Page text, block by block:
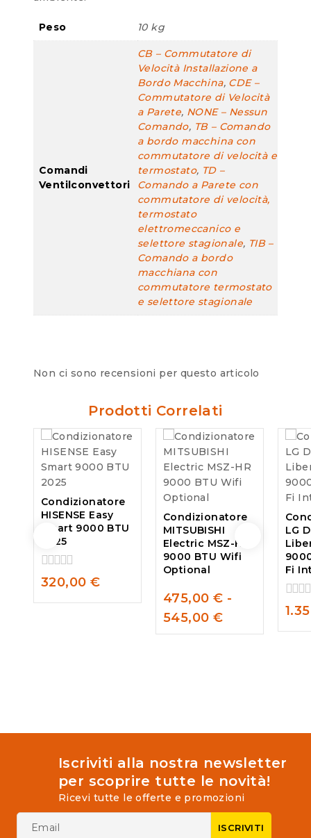
Peso 10 kg
Comandi
Ventilconvettori
CB – Commutatore di
Velocità Installazione a
Bordo Macchina, CDE –
Commutatore di Velocità
a Parete, NONE – Nessun
Comando, TB – Comando
a bordo macchina con
commutatore di velocità e
termostato, TD –
Comando a Parete con
commutatore di velocità,
termostato
elettromeccanico e
selettore stagionale, TIB –
Comando a bordo
macchiana con
commutatore termostato
e selettore stagionale
Non ci sono recensioni per questo articolo
Prodotti Correlati
Condizionatore
HISENSE Easy
Smart 9000 BTU
2025
0
out
of
320,00 €
Condizionatore
MITSUBISHI
Electric MSZ-HR
9000 BTU Wifi
Optional
out
of
475,00 € -
545,00 €
LG
Fi
0
out
of
Iscriviti alla nostra newsletter
per scoprire tutte le novità!
Ricevi tutte le offerte e promozioni